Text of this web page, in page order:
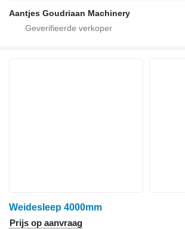
Aantjes Goudriaan Machinery
Weidesleep 4000mm
Prijs op aanvraag